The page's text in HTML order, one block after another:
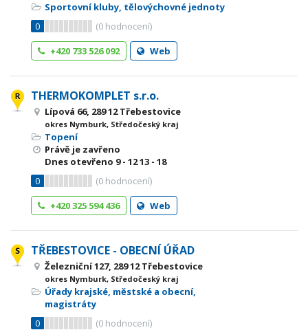
Sportovní kluby, tělovýchovné jednoty
0
(0 hodnocení)
+420 733 526 092
Web
THERMOKOMPLET s.r.o.
Lípová 66, 289 12 Třebestovice
okres Nymburk, Středočeský kraj
Topení
Právě je zavřeno
Dnes otevřeno 9 - 1213 - 18
0
(0 hodnocení)
+420 325 594 436
Web
TŘEBESTOVICE - OBECNÍ ÚŘAD
Železniční 127, 289 12 Třebestovice
okres Nymburk, Středočeský kraj
Úřady krajské, městské a obecní,
magistráty
0
(0 hodnocení)